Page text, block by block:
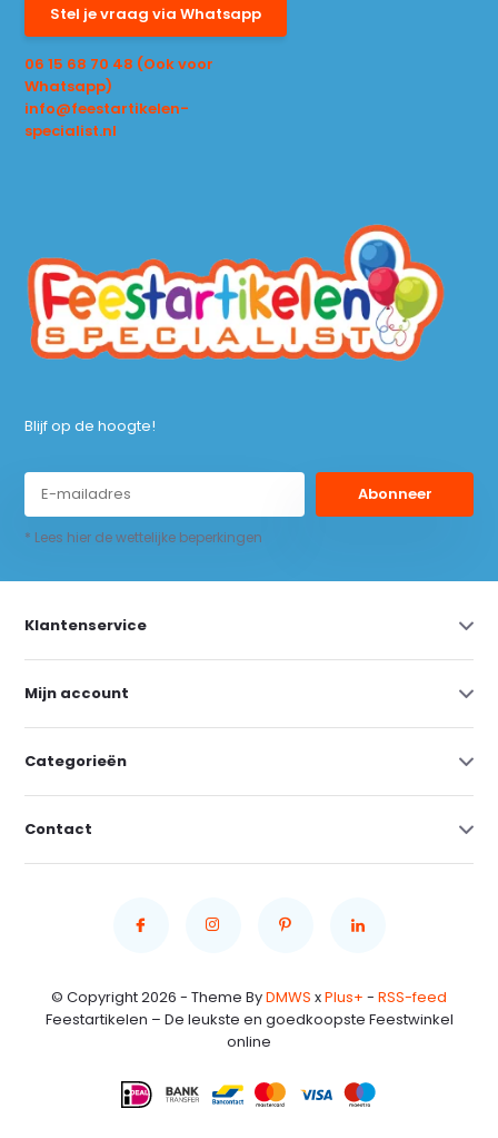
Stel je vraag via Whatsapp
06 15 68 70 48 (Ook voor
Whatsapp)
info@feestartikelen-
specialist.nl
Blijf op de hoogte!
Abonneer
* Lees hier de wettelijke beperkingen
Klantenservice
Mijn account
Categorieën
Contact
© Copyright 2026 - Theme ByDMWS xPlus+ - RSS-feed
Feestartikelen – De leukste en goedkoopste Feestwinkel
online